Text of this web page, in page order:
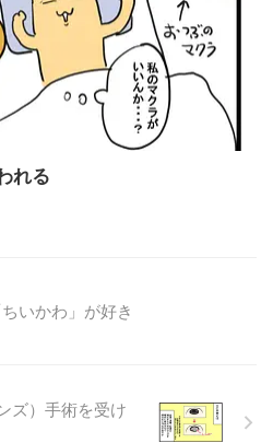
れる
いかわ」が好き
ズ）手術を受け